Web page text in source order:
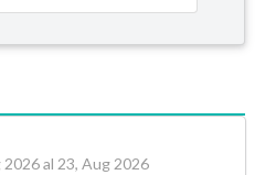
al 23, Aug 2026